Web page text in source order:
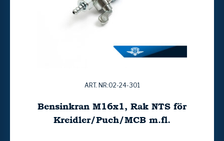
ART. NR:02-24-301
Bensinkran M16x1, Rak NTS för
Kreidler/Puch/MCB m.fl.